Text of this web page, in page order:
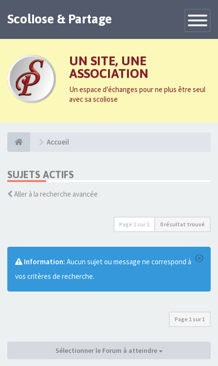
Toggle
Scoliose & Partage
UN SITE, UNE
ASSOCIATION
Un espace d'échanges pour ne plus être seul
avec sa scoliose
Accueil
SUJETS ACTIFS
Aller à la recherche avancée
Page 1 sur 1 0 résultat trouvé
Information: Aucun sujet ou message ne correspond à
vos critères de recherche.
Page 1 sur1
Sélectionner le Forum à atteindre